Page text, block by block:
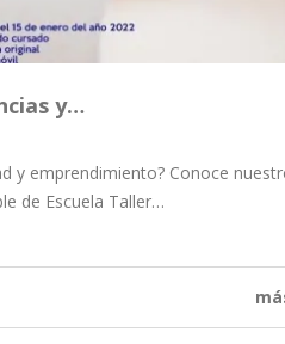
y…
y emprendimiento? Conoce
de Escuela Taller…